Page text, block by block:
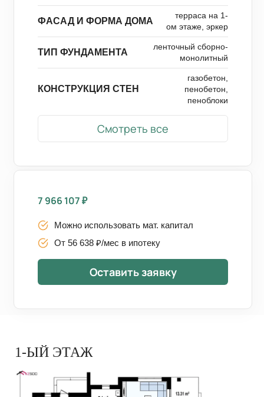
ФАСАД И ФОРМА ДОМА
терраса на 1-
ом этаже, эркер
ТИП ФУНДАМЕНТА
ленточный сборно-
монолитный
КОНСТРУКЦИЯ СТЕН
газобетон,
пенобетон,
пеноблоки
Смотреть все
7 966 107₽
Можно использовать мат. капитал
От 56 638 ₽/мес в ипотеку
Оставить заявку
1-ЫЙ ЭТАЖ